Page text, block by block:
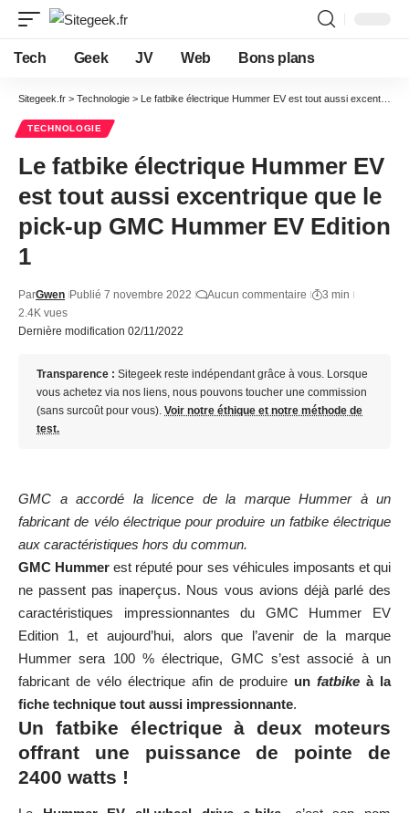
Tech Geek JV Web Bons plans
Sitegeek.fr > Technologie > Le fatbike électrique Hummer EV est tout aussi excentrique que le pick-up GMC Hummer EV Edition 1
TECHNOLOGIE
Le fatbike électrique Hummer EV
est tout aussi excentrique que le
pick-up GMC Hummer EV Edition
1
Dernière modification 02/11/2022
ParGwen Publié 7 novembre 2022 Aucun commentaire
3 min
2.4K vues
Transparence : Sitegeek reste indépendant grâce à vous. Lorsque
vous achetez via nos liens, nous pouvons toucher une commission
(sans surcoût pour vous). Voir notre éthique et notre méthode de
test.
GMC a accordé la licence de la marque Hummer à un
fabricant de vélo électrique pour produire un fatbike électrique
aux caractéristiques hors du commun.
GMC Hummer est réputé pour ses véhicules imposants et qui
ne passent pas inaperçus. Nous vous avions déjà parlé des
caractéristiques impressionnantes du GMC Hummer EV
Edition 1, et aujourd’hui, alors que l’avenir de la marque
Hummer sera 100 % électrique, GMC s’est associé à un
fabricant de vélo électrique afin de produire unfatbike à la
fiche technique tout aussi impressionnante.
Un fatbike électrique à deux moteurs
offrant une puissance de pointe de
2400 watts !